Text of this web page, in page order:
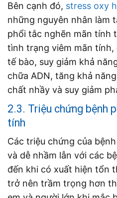
Bên cạnh đó, stress oxy
những nguyên nhân làm
phổi tắc nghẽn mãn tính
tình trạng viêm mãn tính,
tế bào, suy giảm khả
chữa ADN, tăng khả
chất nhầy và suy giảm
2.3. Triệu chứng bệnh
tính
Các triệu chứng của
và dễ nhầm lẫn với các
đến khi có xuất hiện tổn
trở nên trầm trọng hơn